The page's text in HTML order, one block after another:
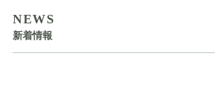
NEWS
新着情報